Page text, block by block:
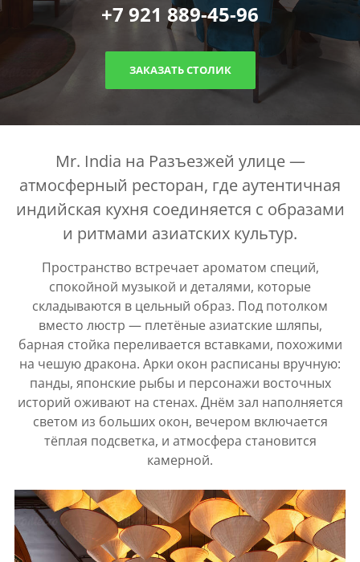
+7 921 889-45-96
ЗАКАЗАТЬ СТОЛИК
Mr. India на Разъезжей улице —
атмосферный ресторан, где аутентичная
индийская кухня соединяется с образами
и ритмами азиатских культур.
Пространство встречает ароматом специй,
спокойной музыкой и деталями, которые
складываются в цельный образ. Под потолком
вместо люстр — плетёные азиатские шляпы,
барная стойка переливается вставками, похожими
на чешую дракона. Арки окон расписаны вручную:
панды, японские рыбы и персонажи восточных
историй оживают на стенах. Днём зал наполняется
светом из больших окон, вечером включается
тёплая подсветка, и атмосфера становится
камерной.